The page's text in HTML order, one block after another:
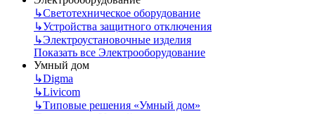
↳Светотехническое оборудование
↳Устройства защитного отключения
↳Электроустановочные изделия
Показать все Электрооборудование
Умный дом
↳Digma
↳Livicom
↳Типовые решения «Умный дом»